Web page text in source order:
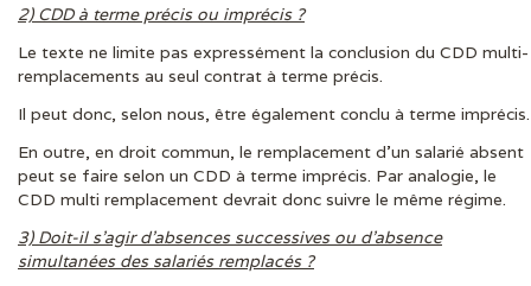
2) CDD à terme précis ou imprécis ?
Le texte ne limite pas expressément la conclusion du CDD multi-
remplacements au seul contrat à terme précis.
Il peut donc, selon nous, être également conclu à terme imprécis.
En outre, en droit commun, le remplacement d’un salarié absent
peut se faire selon un CDD à terme imprécis. Par analogie, le
CDD multi remplacement devrait donc suivre le même régime.
3) Doit-il s’agir d’absences successives ou d’absence
simultanées des salariés remplacés ?